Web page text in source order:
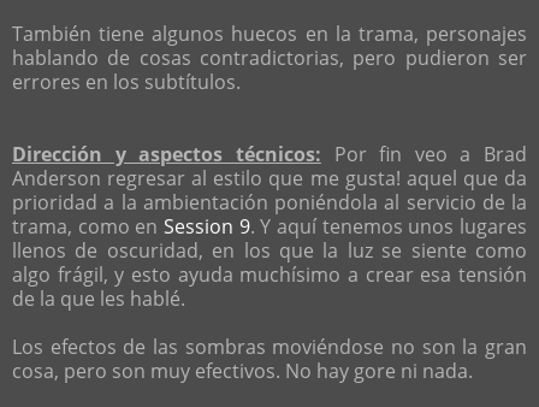
También tiene algunos huecos en la trama, personajes
hablando de cosas contradictorias, pero pudieron ser
errores en los subtítulos.
Dirección y aspectos técnicos: Por fin veo a Brad
Anderson regresar al estilo que me gusta! aquel que da
prioridad a la ambientación poniéndola al servicio de la
trama, como en Session 9. Y aquí tenemos unos lugares
llenos de oscuridad, en los que la luz se siente como
algo frágil, y esto ayuda muchísimo a crear esa tensión
de la que les hablé.
Los efectos de las sombras moviéndose no son la gran
cosa, pero son muy efectivos. No hay gore ni nada.